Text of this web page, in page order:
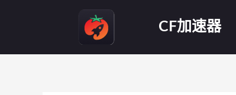
CF加速器